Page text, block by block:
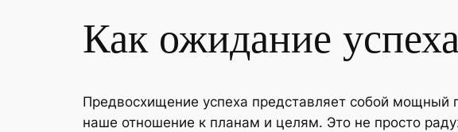
Как ожидание
Предвосхищение успеха представляет собой мощный
наше отношение к планам и целям. Это не просто